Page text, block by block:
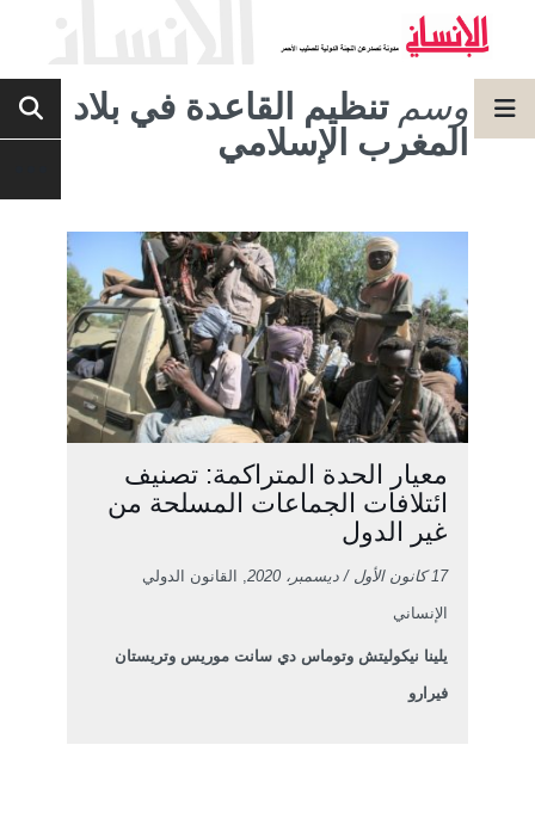
وسم تنظيم القاعدة في بلاد
المغرب الإسلامي
معيار الحدة المتراكمة: تصنيف
ائتلافات الجماعات المسلحة من
غير الدول
17 كانون الأول / ديسمبر، 2020 , القانون الدولي
الإنساني
يلينا نيكوليتش وتوماس دي سانت موريس وتريستان
فيرارو